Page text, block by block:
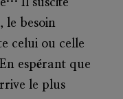
Il suscite
le besoin
celui ou celle
espérant que
le plus